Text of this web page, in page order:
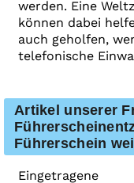
werden. Eine
können dabei
auch geholfen,
telefonische
Artikel unserer
Führerschein
Eingetragene